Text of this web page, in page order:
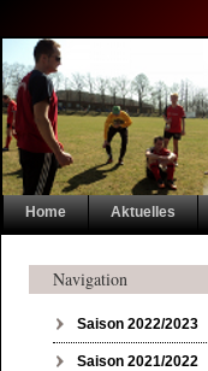
Navigation
Home Aktuelles
Navigation
Saison 2022/2023
Saison 2021/2022